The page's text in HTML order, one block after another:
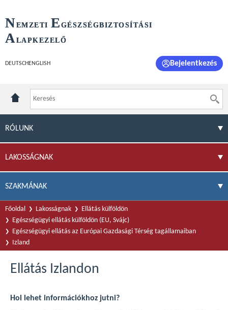
NEMZETI E GÉSZSÉGBIZTOSÍTÁSI
ALAPKEZELŐ
DEUTSCH ENGLISH Bejelentkezés
RÓLUNK
LAKOSSÁGNAK
SZAKMÁNAK
Főoldal Lakosságnak
Ellátás külföldön
Egészségügyi ellátás külföldön (EU, Svájc)
Egészségügyi ellátás az Európai Gazdasági Térség tagállamaiban
Izland
Ellátás Izlandon
Hol lehet információkhoz jutni?